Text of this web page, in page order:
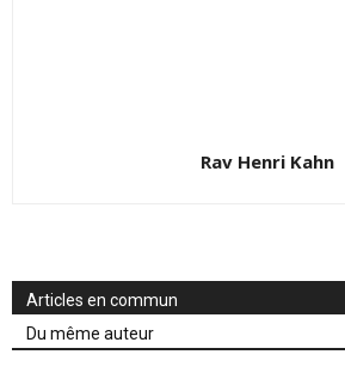
Rav Henri Kahn
Articles en commun
Du même auteur